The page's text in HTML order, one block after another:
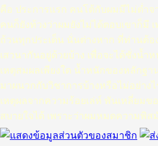
คือ ประการแรก คนโต้กับผมมีไม่ต่ำ
คนก็ยังท้วงว่าผมยังไม่ได้ตอบเขาก็มี
ถ้วนทุกประเด็น นั่นต่างหาก ที่ท่านต้
เสวนากันอยู่ด้วยบ้าง เพื่อจะได้ชั่งน้
เหตุสมผลเพียงใด น้ำหนักของหลักฐ
มาผนวกกับวิชาการบ้างหรือไม่อย่าง
เหตุผลจากความร้อยเล่ห์ พันเหลี่ยม
สบายใจได้ เพราะว่าผมหมดความพิ